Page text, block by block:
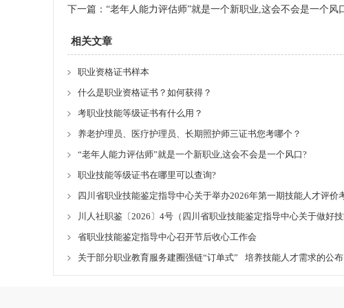
下一篇： “老年人能力评估师”就是一个新职业,这会不会是一个风
相关文章
职业资格证书样本
什么是职业资格证书？如何获得？
考职业技能等级证书有什么用？
养老护理员、医疗护理员、长期照护师三证书您考哪个？
“老年人能力评估师”就是一个新职业,这会不会是一个风口?
职业技能等级证书在哪里可以查询?
四川省职业技能鉴定指导中心关于举办2026年第一期技能人才评价
川人社职鉴〔2026〕4号（四川省职业技能鉴定指导中心关于做好
省职业技能鉴定指导中心召开节后收心工作会
关于部分职业教育服务建圈强链“订单式” 培养技能人才需求的公布